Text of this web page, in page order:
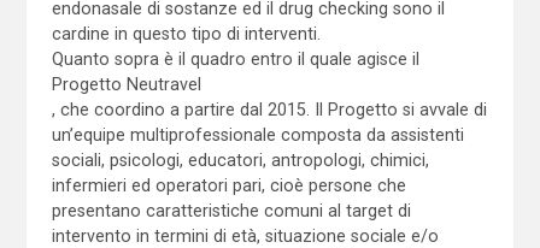
endonasale di sostanze ed il drug checking sono il
cardine in questo tipo di interventi.
Quanto sopra è il quadro entro il quale agisce il
Progetto Neutravel
, che coordino a partire dal 2015. Il Progetto si avvale di
un’equipe multiprofessionale composta da assistenti
sociali, psicologi, educatori, antropologi, chimici,
infermieri ed operatori pari, cioè persone che
presentano caratteristiche comuni al target di
intervento in termini di età, situazione sociale e/o